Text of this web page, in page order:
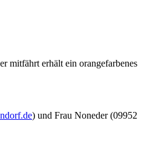
mitfährt erhält ein orangefarbenes
) und Frau Noneder (09952